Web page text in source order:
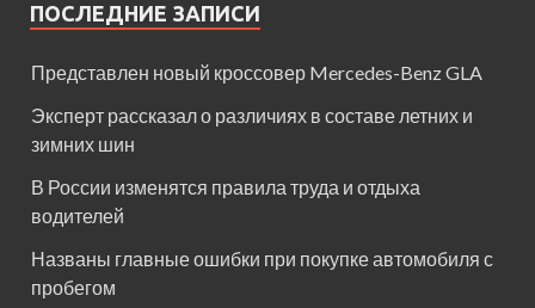
ПОСЛЕДНИЕ ЗАПИСИ
Представлен новый кроссовер Mercedes-Benz GLA
Эксперт рассказал о различиях в составе летних и
зимних шин
В России изменятся правила труда и отдыха
водителей
Названы главные ошибки при покупке автомобиля с
пробегом